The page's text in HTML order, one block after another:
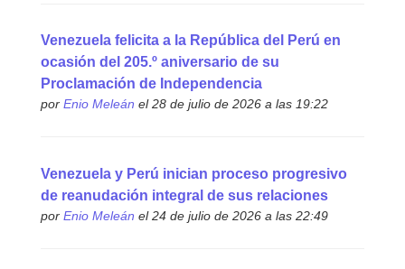
Venezuela felicita a la República del Perú en
ocasión del 205.º aniversario de su
Proclamación de Independencia
por Enio Meleán el 28 de julio de 2026 a las 19:22
Venezuela y Perú inician proceso progresivo
de reanudación integral de sus relaciones
por Enio Meleán el 24 de julio de 2026 a las 22:49